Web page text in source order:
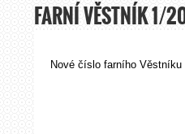
FARNÍ VĚSTNÍK 1/
Nové číslo farního Věstníku